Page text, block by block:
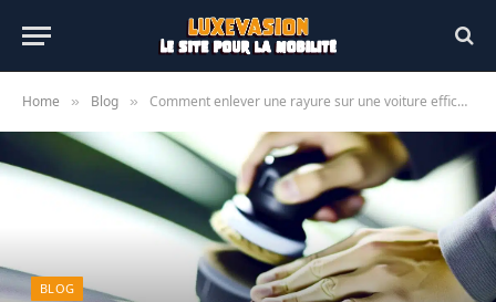
Home » Blog » Comment enlever une rayure sur une voiture efficacement
BLOG